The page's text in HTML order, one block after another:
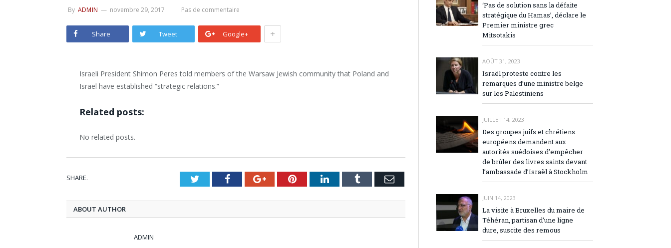
By ADMIN novembre 29, 2017 Pas de commentaire
Share Tweet Google+ +
Israeli President Shimon Peres told members of the Warsaw Jewish community that Poland and
Israel have established “strategic relations.”
Related posts:
No related posts.
SHARE. TwitterFacebookGoogle+PinterestLinkedInTumblr Email
ABOUT AUTHOR
ADMIN
‘Pas de solution sans la défaite
stratégique du Hamas’, déclare le
Premier ministre grec
Mitsotakis
AOÛT 31, 2023
Israël proteste contre les
remarques d’une ministre belge
sur les Palestiniens
JUILLET 14, 2023
Des groupes juifs et chrétiens
européens demandent aux
autorités suédoises d’empêcher
de brûler des livres saints devant
l’ambassade d’Israël à Stockholm
JUIN 14, 2023
La visite à Bruxelles du maire de
Téhéran, partisan d’une ligne
dure, suscite des remous